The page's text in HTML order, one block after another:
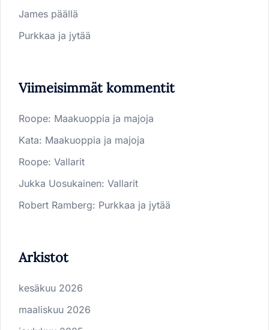
James päällä
Purkkaa ja jytää
Viimeisimmät kommentit
Roope: Maakuoppia ja majoja
Kata: Maakuoppia ja majoja
Roope: Vallarit
Jukka Uosukainen: Vallarit
Robert Ramberg: Purkkaa ja jytää
Arkistot
kesäkuu 2026
maaliskuu 2026